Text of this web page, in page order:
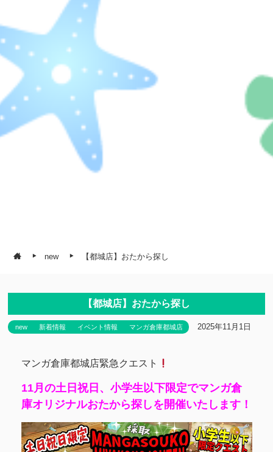
new 【都城店】おたから探し
【都城店】おたから探し
new 新着情報 イベント情報 マンガ倉庫都城店 2025年11月1日
マンガ倉庫都城店緊急クエスト
11月の土日祝日、小学生以下限定でマンガ倉
庫オリジナルおたから探しを開催いたします！